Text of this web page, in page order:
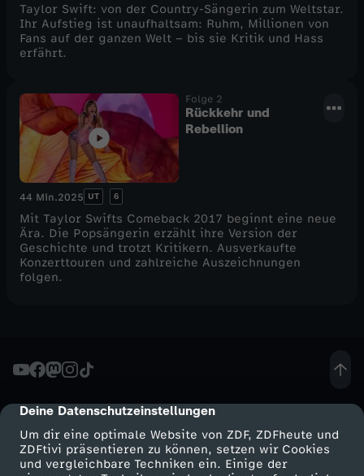
cmp-dialog-description
Deine Datenschutzeinstellungen
Um dir eine optimale Website von ZDF, ZDFheute und
ZDFtivi präsentieren zu können, setzen wir Cookies
und vergleichbare Techniken ein. Einige der
w
f
t
Taylor Swift: von der Country-Sängerin zum Weltstar.
Ihr Aufstieg ist unaufhaltsam: Ruhm, Millionen von
Fans auf der ganzen Welt – bis sie Kritik und Hass
erfährt.
Folge 2
Rückkehr und
Rebellion
44 Min.2025 UT 6
Mit Taylor Swifts Comeback 2017 beginnt eine neue
Ära. Die Popsängerin erzählt ihre Version der
Geschichte und trotzt Kritikern. Ausverkaufte
Konzerttouren und zahlreiche Auszeichnungen
folgen.